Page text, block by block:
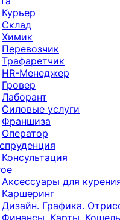
Курьер
Склад
Химик
Перевозчик
Трафаретчик
HR-Менеджер
Гровер
Лаборант
Силовые услуги
Франшиза
Оператор
Консультация
Аксессуары для
Каршеринг
Дизайн. Графика.
Финансы. Карты.